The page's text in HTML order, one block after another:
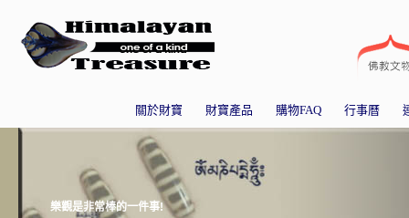
關於財寶 財寶產品 購物FAQ 行事曆
樂觀是非常棒的一件事!